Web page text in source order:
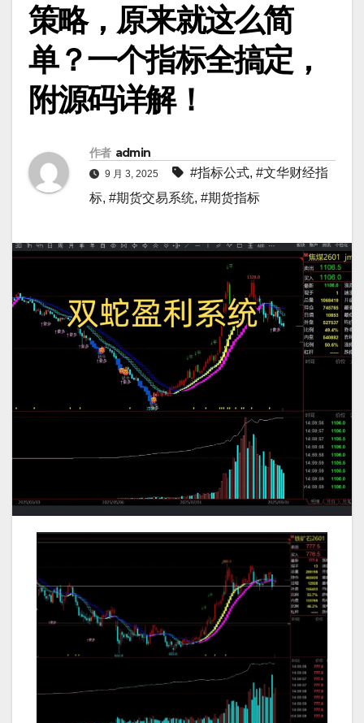
策略，原来就这么简
单？一个指标全搞定，
附源码详解！
作者 admin
9 月 3, 2025 #指标公式, #文华财经指
标, #期货交易系统, #期货指标